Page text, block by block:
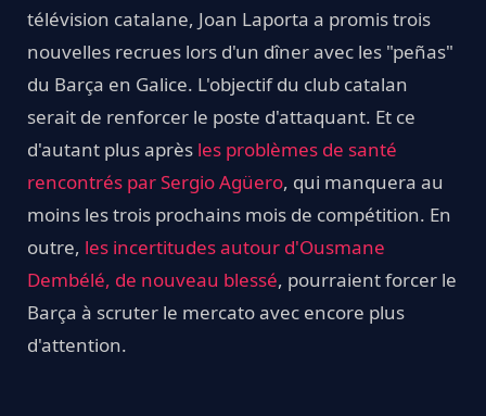
télévision catalane, Joan Laporta a promis trois
nouvelles recrues lors d'un dîner avec les "peñas"
du Barça en Galice. L'objectif du club catalan
serait de renforcer le poste d'attaquant. Et ce
d'autant plus après les problèmes de santé
rencontrés par Sergio Agüero, qui manquera au
moins les trois prochains mois de compétition. En
outre, les incertitudes autour d'Ousmane
Dembélé, de nouveau blessé, pourraient forcer le
Barça à scruter le mercato avec encore plus
d'attention.